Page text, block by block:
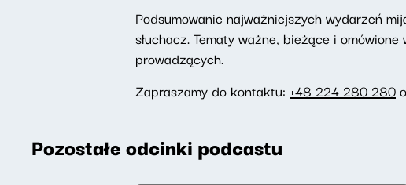
Podsumowanie najważniejszych wydarzeń
słuchacz. Tematy ważne, bieżące i
prowadzących.
Zapraszamy do kontaktu: +48 224 280 280
Pozostałe odcinki podcastu